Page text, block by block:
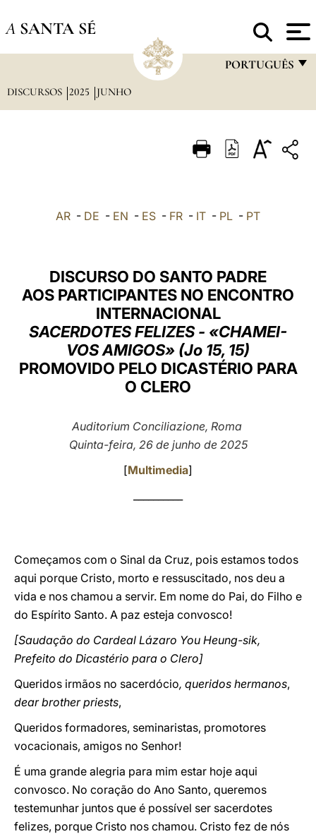
A SANTA SÉ
PORTUGUÊS
ITALIANO
العربيّة
LATINE
DISCURSOS 2025 JUNHO
AR - DE - EN - ES - FR - IT - PL - PT
DISCURSO DO SANTO PADRE
AOS PARTICIPANTES NO ENCONTRO
INTERNACIONAL
SACERDOTES FELIZES - «CHAMEI-
VOS AMIGOS» (Jo 15, 15)
PROMOVIDO PELO DICASTÉRIO PARA
O CLERO
Auditorium Conciliazione, Roma
Quinta-feira, 26 de junho de 2025
[Multimedia]
Começamos com o Sinal da Cruz, pois estamos todos
aqui porque Cristo, morto e ressuscitado, nos deu a
vida e nos chamou a servir. Em nome do Pai, do Filho e
do Espírito Santo. A paz esteja convosco!
[Saudação do Cardeal Lázaro You Heung-sik,
Prefeito do Dicastério para o Clero]
Queridos irmãos no sacerdócio, queridos hermanos,
dear brother priests,
Queridos formadores, seminaristas, promotores
vocacionais, amigos no Senhor!
É uma grande alegria para mim estar hoje aqui
convosco. No coração do Ano Santo, queremos
testemunhar juntos que é possível ser sacerdotes
felizes, porque Cristo nos chamou. Cristo fez de nós